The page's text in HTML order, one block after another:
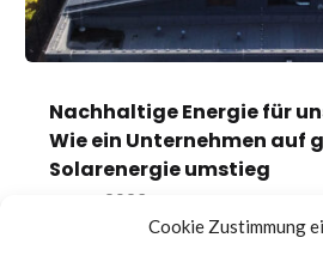
Cookie Zustimmung
Nachhaltige Energie für
Wie ein Unternehmen auf
Solarenergie umstieg
Nov. 1, 2023